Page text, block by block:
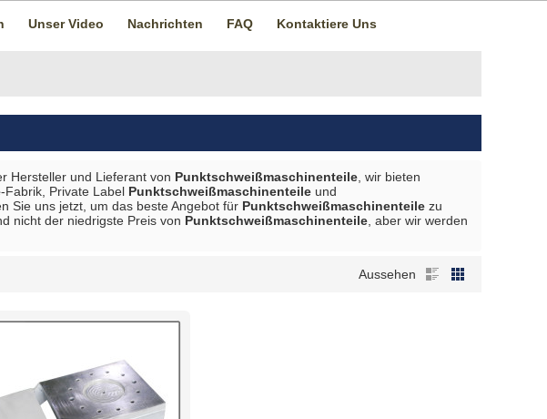
Unser Video Nachrichten FAQ Kontaktiere Uns
Hersteller und Lieferant von Punktschweißmaschinenteile , wir bieten
-Fabrik, Private Label Punktschweißmaschinenteile und
Sie uns jetzt, um das beste Angebot für Punktschweißmaschinenteile zu
nicht der niedrigste Preis von Punktschweißmaschinenteile , aber wir werden
Aussehen